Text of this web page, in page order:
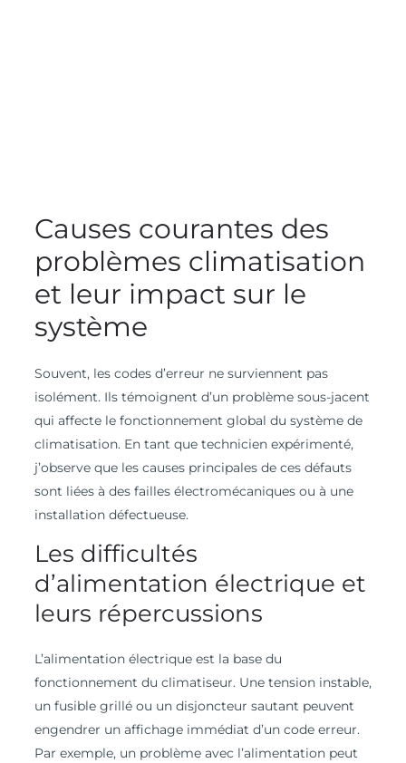
Causes courantes des
problèmes climatisation
et leur impact sur le
système
Souvent, les codes d’erreur ne surviennent pas
isolément. Ils témoignent d’un problème sous-jacent
qui affecte le fonctionnement global du système de
climatisation. En tant que technicien expérimenté,
j’observe que les causes principales de ces défauts
sont liées à des failles électromécaniques ou à une
installation défectueuse.
Les difficultés
d’alimentation électrique et
leurs répercussions
L’alimentation électrique est la base du
fonctionnement du climatiseur. Une tension instable,
un fusible grillé ou un disjoncteur sautant peuvent
engendrer un affichage immédiat d’un code erreur.
Par exemple, un problème avec l’alimentation peut